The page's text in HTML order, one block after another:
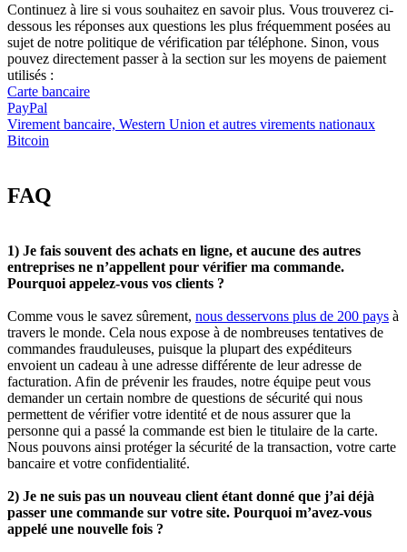
Continuez à lire si vous souhaitez en savoir plus. Vous trouverez ci-
dessous les réponses aux questions les plus fréquemment posées au
sujet de notre politique de vérification par téléphone. Sinon, vous
pouvez directement passer à la section sur les moyens de paiement
utilisés :
Carte bancaire
PayPal
Virement bancaire, Western Union et autres virements nationaux
Bitcoin
FAQ
1) Je fais souvent des achats en ligne, et aucune des autres
entreprises ne n’appellent pour vérifier ma commande.
Pourquoi appelez-vous vos clients ?
Comme vous le savez sûrement, nous desservons plus de 200 pays à
travers le monde. Cela nous expose à de nombreuses tentatives de
commandes frauduleuses, puisque la plupart des expéditeurs
envoient un cadeau à une adresse différente de leur adresse de
facturation. Afin de prévenir les fraudes, notre équipe peut vous
demander un certain nombre de questions de sécurité qui nous
permettent de vérifier votre identité et de nous assurer que la
personne qui a passé la commande est bien le titulaire de la carte.
Nous pouvons ainsi protéger la sécurité de la transaction, votre carte
bancaire et votre confidentialité.
2) Je ne suis pas un nouveau client étant donné que j’ai déjà
passer une commande sur votre site. Pourquoi m’avez-vous
appelé une nouvelle fois ?